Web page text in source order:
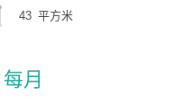
43 平方米
每月